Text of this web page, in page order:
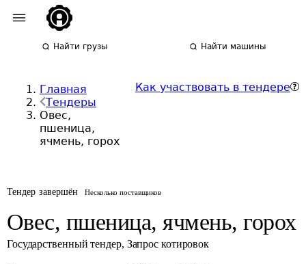
Найти грузы Найти машины
Главная
Тендеры
Овес,
пшеница,
ячмень, горох
Как участвовать в тендере
Тендер завершён Несколько поставщиков
Овес, пшеница, ячмень, горох
Государственный тендер, Запрос котировок